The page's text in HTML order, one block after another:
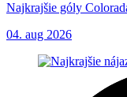
Najkrajšie góly
04. aug 2026